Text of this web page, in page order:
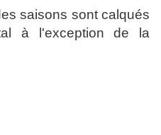
saisons sont calqués
à l'exception de la